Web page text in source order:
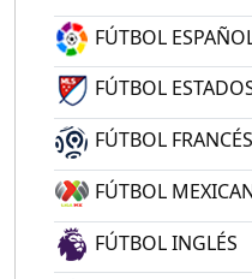
FÚTBOL
FÚTBOL
FÚTBOL FRANCÉS
FÚTBOL
FÚTBOL INGLÉS